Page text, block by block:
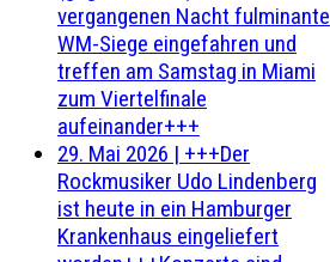
vergangenen Nacht fulminante
WM-Siege eingefahren und
treffen am Samstag in Miami
zum Viertelfinale
aufeinander+++
29. Mai 2026 | +++Der
Rockmusiker Udo Lindenberg
ist heute in ein Hamburger
Krankenhaus eingeliefert